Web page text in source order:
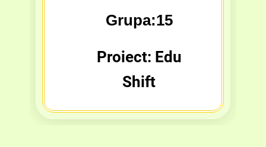
Grupa:15
Proiect: Edu
Shift